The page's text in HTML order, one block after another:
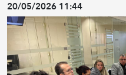
20/05/2026 11:44